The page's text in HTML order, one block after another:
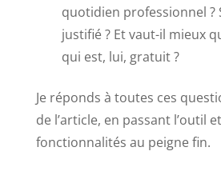
quotidien professionnel ?
justifié ? Et vaut-il mieux
qui est, lui, gratuit ?
Je réponds à toutes ces
de l’article, en passant l’outil
fonctionnalités au peigne fin.